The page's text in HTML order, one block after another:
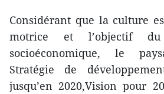
Considérant que la culture
motrice et l’objectif du
socioéconomique, le
Stratégie de
jusqu’en 2020,Vision pour